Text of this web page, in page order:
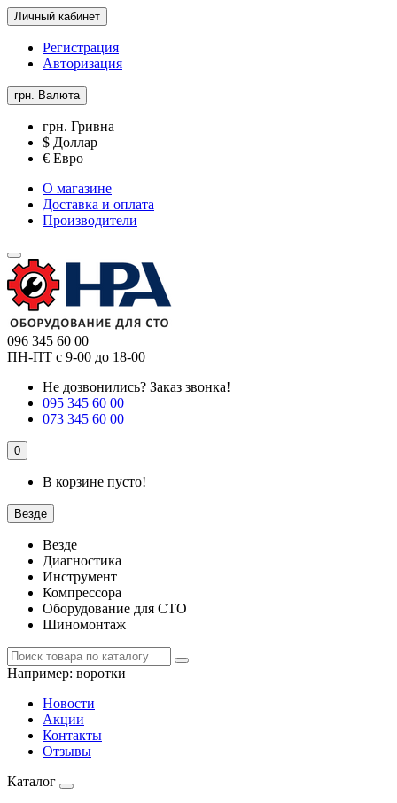
Личный кабинет
Регистрация
Авторизация
грн. Валюта
грн. Гривна
$ Доллар
€ Евро
О магазине
Доставка и оплата
Производители
096 345 60 00
ПН-ПТ с 9-00 до 18-00
Не дозвонились? Заказ звонка!
095 345 60 00
073 345 60 00
0
В корзине пусто!
Везде
Везде
Диагностика
Инструмент
Компрессора
Оборудование для СТО
Шиномонтаж
Например: воротки
Новости
Акции
Контакты
Отзывы
Каталог